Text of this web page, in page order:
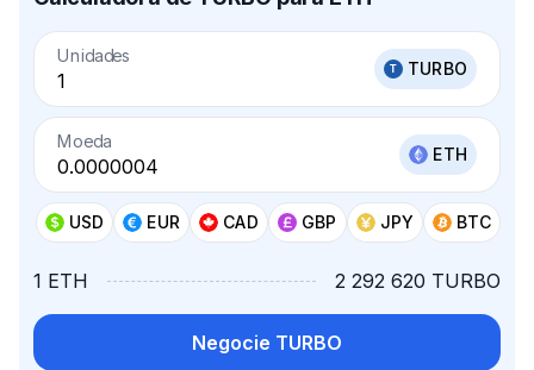
Unidades
TURBO
Moeda
ETH
USD EUR CAD GBP JPY BTC
1 ETH 2 292 620 TURBO
Negocie TURBO